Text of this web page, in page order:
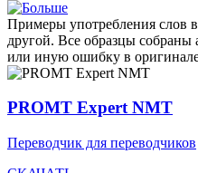
Примеры употребления слов в
другой. Все образцы
или иную ошибку в
PROMT Expert NMT
Переводчик для переводчиков